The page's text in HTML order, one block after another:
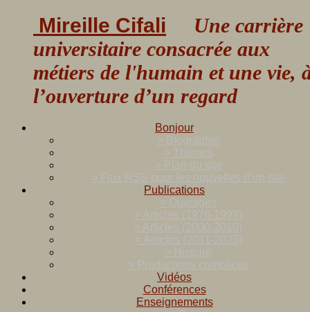
Mireille Cifali Une carrière
universitaire consacrée aux
métiers de l'humain et une vie,
l’ouverture d’un regard
Bonjour
> Biographie
> Thèmes
> Plan du site
> Flux RSS pour les nouvelles d’un site
Publications
> Ouvrages
> Articles (1976-1999)
> Articles (2000-2010)
> Articles (2011-2025)
> Histoire
> Productions complices
Vidéos
Conférences
Enseignements